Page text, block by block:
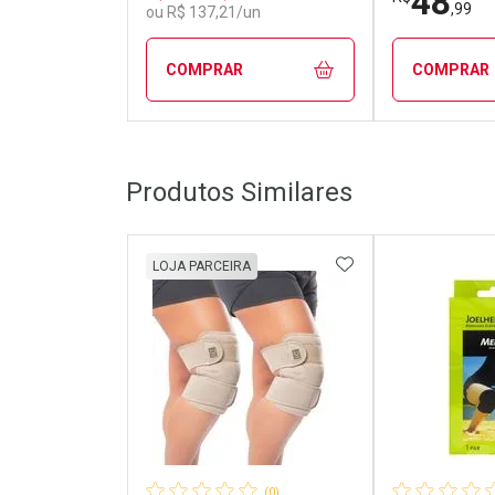
ou R$ 137,21/un
COMPRAR
Laboratório
Por Menos
,99
COMPRAR
Produtos Similares
LOJA PARCEIRA ADICIONAR AOS